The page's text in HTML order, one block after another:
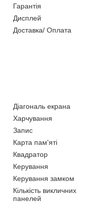
Гарантія
Дисплей
Доставка/ Оплата
Діагональ екрана
Харчування
Запис
Карта пам'яті
Квадратор
Керування
Керування замком
Кількість викличних
панелей